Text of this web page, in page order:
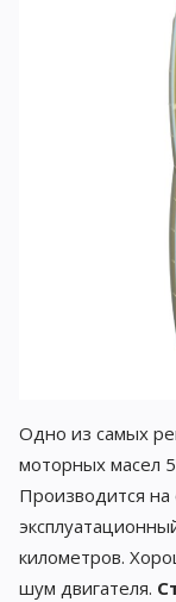
Одно из самых
моторных масел
Производится
километров.
шум двигателя.